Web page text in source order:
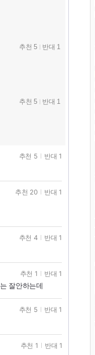
추천 5 반대 1
추천 5 반대 1
추천 5 반대 1
추천 20 반대 1
추천 4 반대 1
잘안하는데
추천 1 반대 1
추천 5 반대 1
추천 1 반대 1